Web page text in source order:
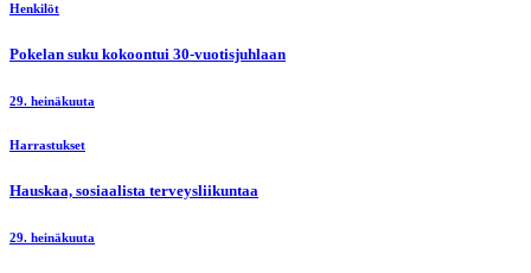
Henkilöt
Pokelan suku kokoontui 30-vuotisjuhlaan
29. heinäkuuta
Harrastukset
Hauskaa, sosiaalista terveysliikuntaa
29. heinäkuuta